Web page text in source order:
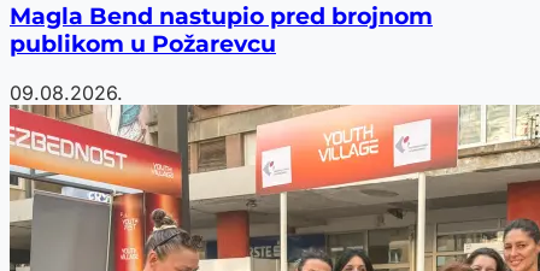
Magla Bend nastupio pred brojnom
publikom u Požarevcu
09.08.2026.